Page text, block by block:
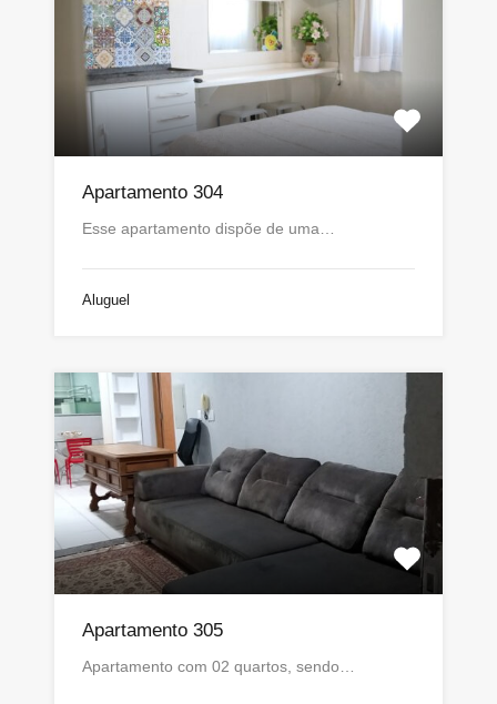
Apartamento 304
Esse apartamento dispõe de uma…
Aluguel
Apartamento 305
Apartamento com 02 quartos, sendo…